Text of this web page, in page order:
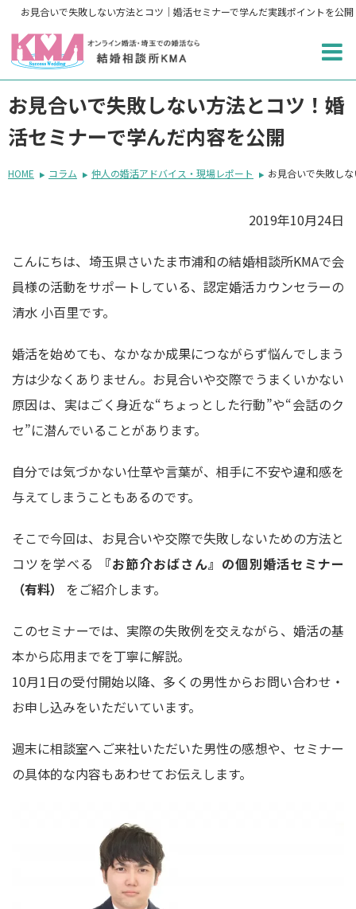
お見合いで失敗しない方法とコツ｜婚活セミナーで学んだ実践ポイントを公開
お見合いで失敗しない方法とコツ！婚
活セミナーで学んだ内容を公開
HOME コラム 仲人の婚活アドバイス・現場レポート お見合いで失敗し
2019年10月24日
こんにちは、埼玉県さいたま市浦和の結婚相談所KMAで会
員様の活動をサポートしている、認定婚活カウンセラーの
清水 小百里です。
婚活を始めても、なかなか成果につながらず悩んでしまう
方は少なくありません。お見合いや交際でうまくいかない
原因は、実はごく身近な“ちょっとした行動”や“会話のク
セ”に潜んでいることがあります。
自分では気づかない仕草や言葉が、相手に不安や違和感を
与えてしまうこともあるのです。
そこで今回は、お見合いや交際で失敗しないための方法と
コツを学べる
『お節介おばさん』の個別婚活セミナー
（有料）
をご紹介します。
このセミナーでは、実際の失敗例を交えながら、婚活の基
本から応用までを丁寧に解説。
10月1日の受付開始以降、多くの男性からお問い合わせ・
お申し込みをいただいています。
週末に相談室へご来社いただいた男性の感想や、セミナー
の具体的な内容もあわせてお伝えします。